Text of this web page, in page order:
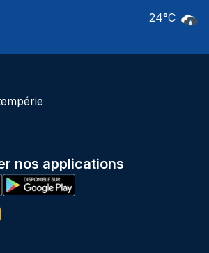
24°C
nos applications